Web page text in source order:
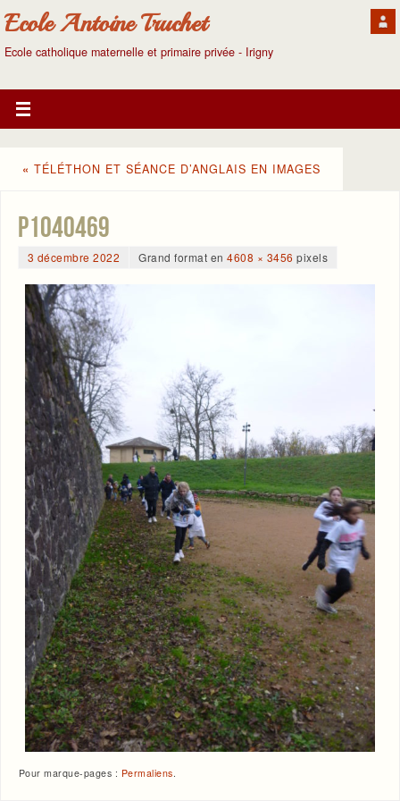
Ecole Antoine Truchet
Ecole catholique maternelle et primaire privée - Irigny
« TÉLÉTHON ET SÉANCE D’ANGLAIS EN IMAGES
P1040469
3 décembre 2022 Grand format en4608 × 3456 pixels
Pour marque-pages : Permaliens.